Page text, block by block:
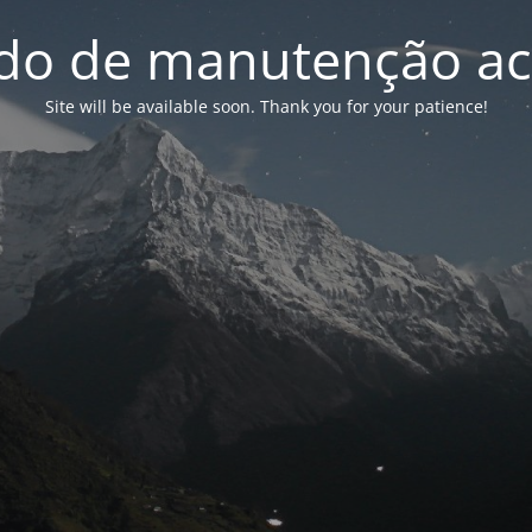
de manutenção
Site will be available soon. Thank you for your patience!